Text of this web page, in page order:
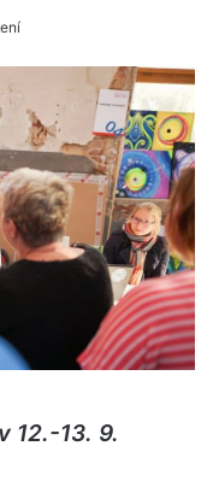
12.-13. 9.